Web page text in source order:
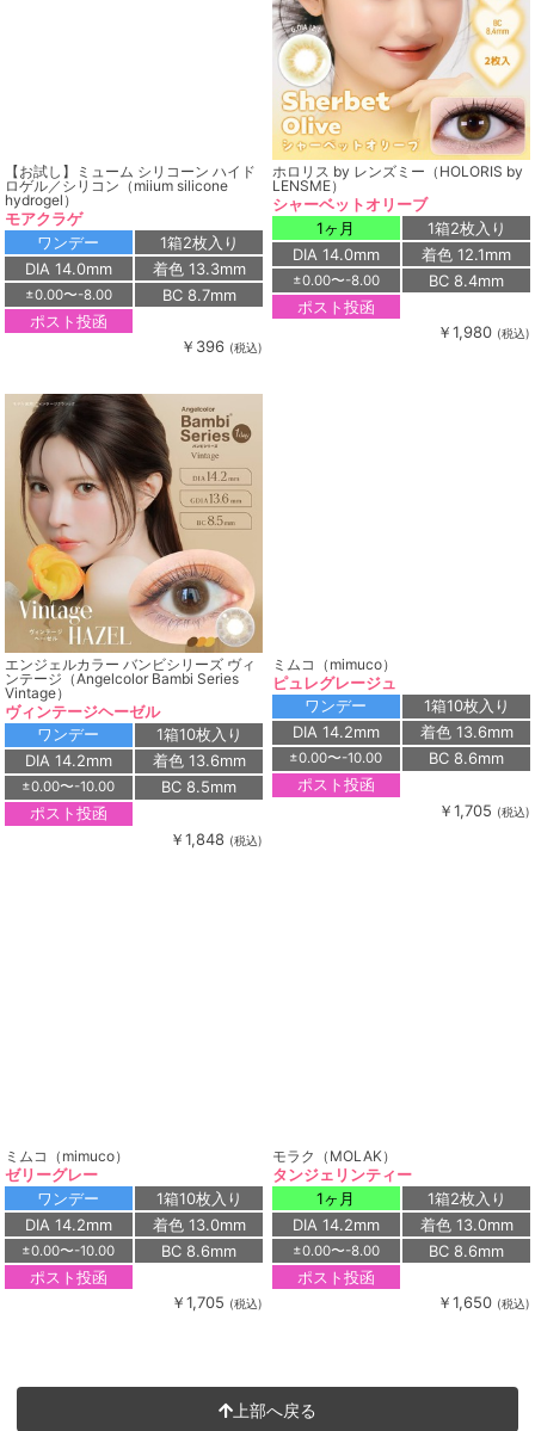
【お試し】ミューム シリコーン ハイド
ロゲル／シリコン（miium silicone
hydrogel）
モアクラゲ
ワンデー
1箱2枚入り
DIA 14.0mm
着色 13.3mm
±0.00〜-8.00
BC 8.7mm
ポスト投函
￥396 (税込)
ホロリス by レンズミー（HOLORIS by
LENSME）
シャーベットオリーブ
1ヶ月
1箱2枚入り
DIA 14.0mm
着色 12.1mm
±0.00〜-8.00
BC 8.4mm
ポスト投函
￥1,980 (税込)
エンジェルカラー バンビシリーズ ヴィ
ンテージ（Angelcolor Bambi Series
Vintage）
ヴィンテージヘーゼル
ワンデー
1箱10枚入り
DIA 14.2mm
着色 13.6mm
±0.00〜-10.00
BC 8.5mm
ポスト投函
￥1,848 (税込)
ミムコ（mimuco）
ピュレグレージュ
ワンデー
1箱10枚入り
DIA 14.2mm
着色 13.6mm
±0.00〜-10.00
BC 8.6mm
ポスト投函
￥1,705 (税込)
ミムコ（mimuco）
ゼリーグレー
ワンデー
1箱10枚入り
DIA 14.2mm
着色 13.0mm
±0.00〜-10.00
BC 8.6mm
ポスト投函
￥1,705 (税込)
モラク（MOLAK）
タンジェリンティー
1ヶ月
1箱2枚入り
DIA 14.2mm
着色 13.0mm
±0.00〜-8.00
BC 8.6mm
ポスト投函
￥1,650 (税込)
上部へ戻る